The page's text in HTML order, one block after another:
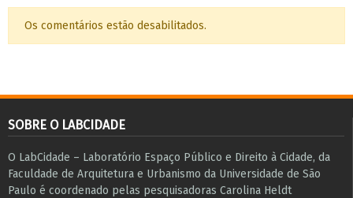
Os comentários estão desabilitados.
SOBRE O LABCIDADE
O LabCidade – Laboratório Espaço Público e Direito à Cidade, da
Faculdade de Arquitetura e Urbanismo da Universidade de São
Paulo é coordenado pelas pesquisadoras Carolina Heldt